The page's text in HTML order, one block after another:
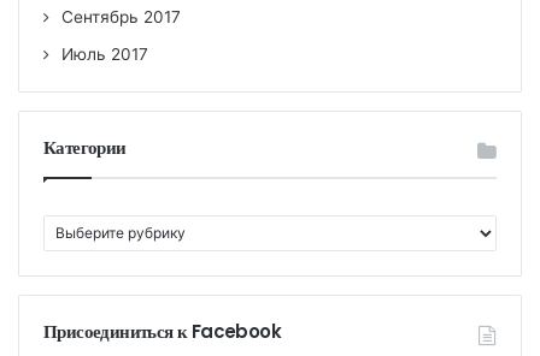
Сентябрь 2017
Июль 2017
Категории
а
т
е
г
Присоединиться к Facebook